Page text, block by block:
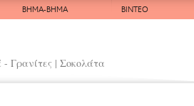
ΒΗΜΑ-ΒΗΜΑ ΒΙΝΤΕΟ
Γρανίτες | Σοκολάτα